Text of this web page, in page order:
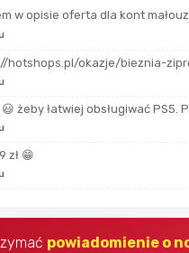
w opisie oferta dla kont
hotshops.pl/okazje/bieznia-
żeby łatwiej obsługiwać PS5.
zł 😁
powiadomienie o